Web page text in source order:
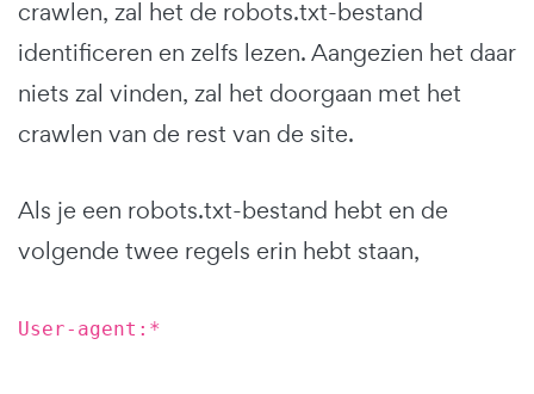
crawlen, zal het de robots.txt-bestand
identificeren en zelfs lezen. Aangezien het daar
niets zal vinden, zal het doorgaan met het
crawlen van de rest van de site.
Als je een robots.txt-bestand hebt en de
volgende twee regels erin hebt staan,
User-agent:*